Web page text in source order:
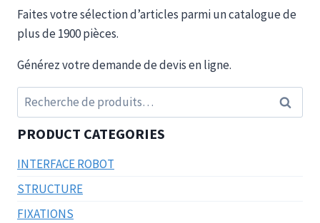
Faites votre sélection d’articles parmi un catalogue de
plus de 1900 pièces.
Générez votre demande de devis en ligne.
Recherche
pour :
PRODUCT CATEGORIES
INTERFACE ROBOT
STRUCTURE
FIXATIONS